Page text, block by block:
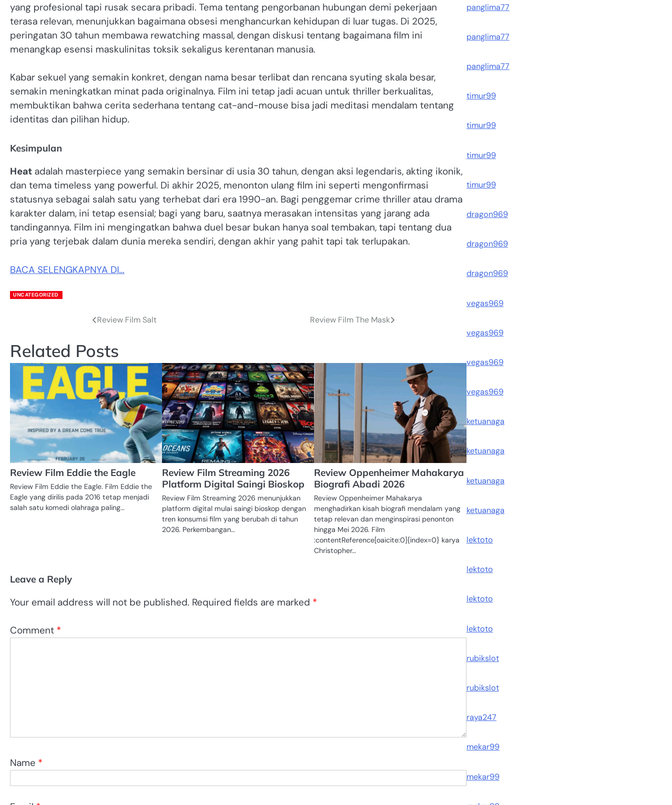
yang profesional tapi rusak secara pribadi. Tema tentang pengorbanan hubungan demi pekerjaan
terasa relevan, menunjukkan bagaimana obsesi menghancurkan kehidupan di luar tugas. Di 2025,
peringatan 30 tahun membawa rewatching massal, dengan diskusi tentang bagaimana film ini
menangkap esensi maskulinitas toksik sekaligus kerentanan manusia.
Kabar sekuel yang semakin konkret, dengan nama besar terlibat dan rencana syuting skala besar,
semakin meningkatkan minat pada originalnya. Film ini tetap jadi acuan untuk thriller berkualitas,
membuktikan bahwa cerita sederhana tentang cat-and-mouse bisa jadi meditasi mendalam tentang
identitas dan pilihan hidup.
Kesimpulan
Heat adalah masterpiece yang semakin bersinar di usia 30 tahun, dengan aksi legendaris, akting ikonik,
dan tema timeless yang powerful. Di akhir 2025, menonton ulang film ini seperti mengonfirmasi
statusnya sebagai salah satu yang terhebat dari era 1990-an. Bagi penggemar crime thriller atau drama
karakter dalam, ini tetap esensial; bagi yang baru, saatnya merasakan intensitas yang jarang ada
tandingannya. Film ini mengingatkan bahwa duel besar bukan hanya soal tembakan, tapi tentang dua
pria yang terjebak dalam dunia mereka sendiri, dengan akhir yang pahit tapi tak terlupakan.
BACA SELENGKAPNYA DI…
UNCATEGORIZED
Review Film Salt Review Film The Mask
Related Posts
Review Film Eddie the Eagle
Review Film Eddie the Eagle. Film Eddie the
Eagle yang dirilis pada 2016 tetap menjadi
salah satu komedi olahraga paling…
Review Film Streaming 2026
Platform Digital Saingi Bioskop
Review Film Streaming 2026 menunjukkan
platform digital mulai saingi bioskop dengan
tren konsumsi film yang berubah di tahun
2026. Perkembangan…
Review Oppenheimer Mahakarya
Biografi Abadi 2026
Review Oppenheimer Mahakarya
menghadirkan kisah biografi mendalam yang
tetap relevan dan menginspirasi penonton
hingga Mei 2026. Film
:contentReference[oaicite:0]{index=0} karya
Christopher…
Leave a Reply
Your email address will not be published. Required fields are marked *
Comment *
Name *
panglima77
panglima77
panglima77
timur99
timur99
timur99
timur99
dragon969
dragon969
dragon969
vegas969
vegas969
vegas969
vegas969
ketuanaga
ketuanaga
ketuanaga
ketuanaga
lektoto
lektoto
lektoto
lektoto
rubikslot
rubikslot
raya247
mekar99
mekar99